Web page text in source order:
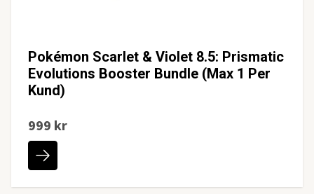
Pokémon Scarlet & Violet 8.5: Prismatic
Evolutions Booster Bundle (Max 1 Per
Kund)
999 kr